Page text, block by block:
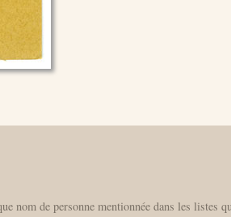
nom de personne mentionnée dans les listes